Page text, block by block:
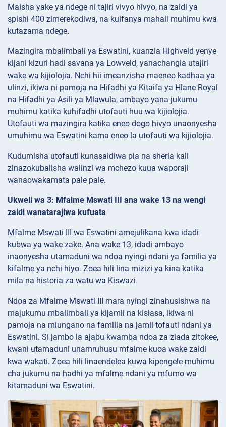
Maisha yake ya ndege ni tajiri vivyo hivyo, na zaidi ya
spishi 400 zimerekodiwa, na kuifanya mahali muhimu kwa
kutazama ndege.
Mazingira mbalimbali ya Eswatini, kuanzia Highveld yenye
kijani kizuri hadi savana ya Lowveld, yanachangia utajiri
wake wa kijiolojia. Nchi hii imeanzisha maeneo kadhaa ya
ulinzi, ikiwa ni pamoja na Hifadhi ya Kitaifa ya Hlane Royal
na Hifadhi ya Asili ya Mlawula, ambayo yana jukumu
muhimu katika kuhifadhi utofauti huu wa kijiolojia.
Utofauti wa mazingira katika eneo dogo hivyo unaonyesha
umuhimu wa Eswatini kama eneo la utofauti wa kijiolojia.
Kudumisha utofauti kunasaidiwa pia na sheria kali
zinazokubalisha walinzi wa mchezo kuua waporaji
wanaowakamata pale pale.
Ukweli wa 3: Mfalme Mswati III ana wake 13 na wengi
zaidi wanatarajiwa kufuata
Mfalme Mswati III wa Eswatini amejulikana kwa idadi
kubwa ya wake zake. Ana wake 13, idadi ambayo
inaonyesha utamaduni wa ndoa nyingi ndani ya familia ya
kifalme ya nchi hiyo. Zoea hili lina mizizi ya kina katika
mila na historia za watu wa Kiswazi.
Ndoa za Mfalme Mswati III mara nyingi zinahusishwa na
majukumu mbalimbali ya kijamii na kisiasa, ikiwa ni
pamoja na miungano na familia na jamii tofauti ndani ya
Eswatini. Si jambo la ajabu kwamba ndoa za ziada zitokee,
kwani utamaduni unamruhusu mfalme kuoa wake zaidi
kwa wakati. Zoea hili linaendelea kuwa kipengele muhimu
cha jukumu na hadhi ya mfalme ndani ya mfumo wa
kitamaduni wa Eswatini.